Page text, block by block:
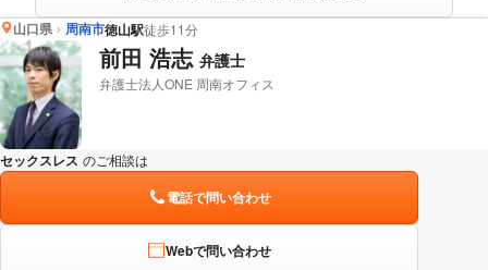
山口県 周南市徳山駅徒歩11分
前田 浩志 弁護士
弁護士法人ONE 周南オフィス
セックスレス のご相談は
電話で問い合わせ
Webで問い合わせ